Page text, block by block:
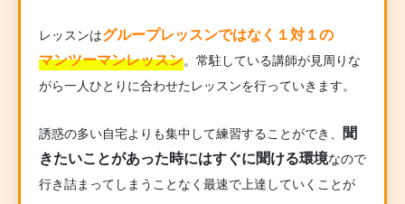
レッスンはグループレッスンではなく１対１の
マンツーマンレッスン。常駐している講師が見周りな
がら一人ひとりに合わせたレッスンを行っていきます。
誘惑の多い自宅よりも集中して練習することができ、
聞
きたいことがあった時にはすぐに聞ける環境なので
行き詰まってしまうことなく最速で上達していくことが